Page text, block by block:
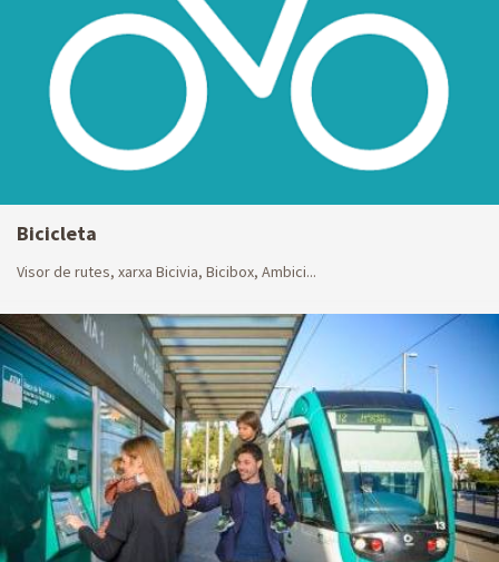
Bicicleta
Visor de rutes, xarxa Bicivia, Bicibox, Ambici...